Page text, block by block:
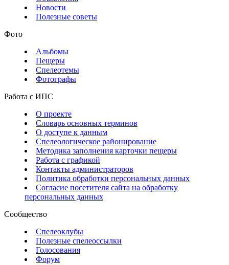
Новости
Полезные советы
Фото
Альбомы
Пещеры
Спелеотемы
Фотографы
Работа с ИПС
О проекте
Словарь основных терминов
О доступе к данным
Спелеологическое районирование
Методика заполнения карточки пещеры
Работа с графикой
Контакты администраторов
Политика обработки персональных данных
Согласие посетителя сайта на обработку
персональных данных
Сообщество
Спелеоклубы
Полезные спелеоссылки
Голосования
Форум